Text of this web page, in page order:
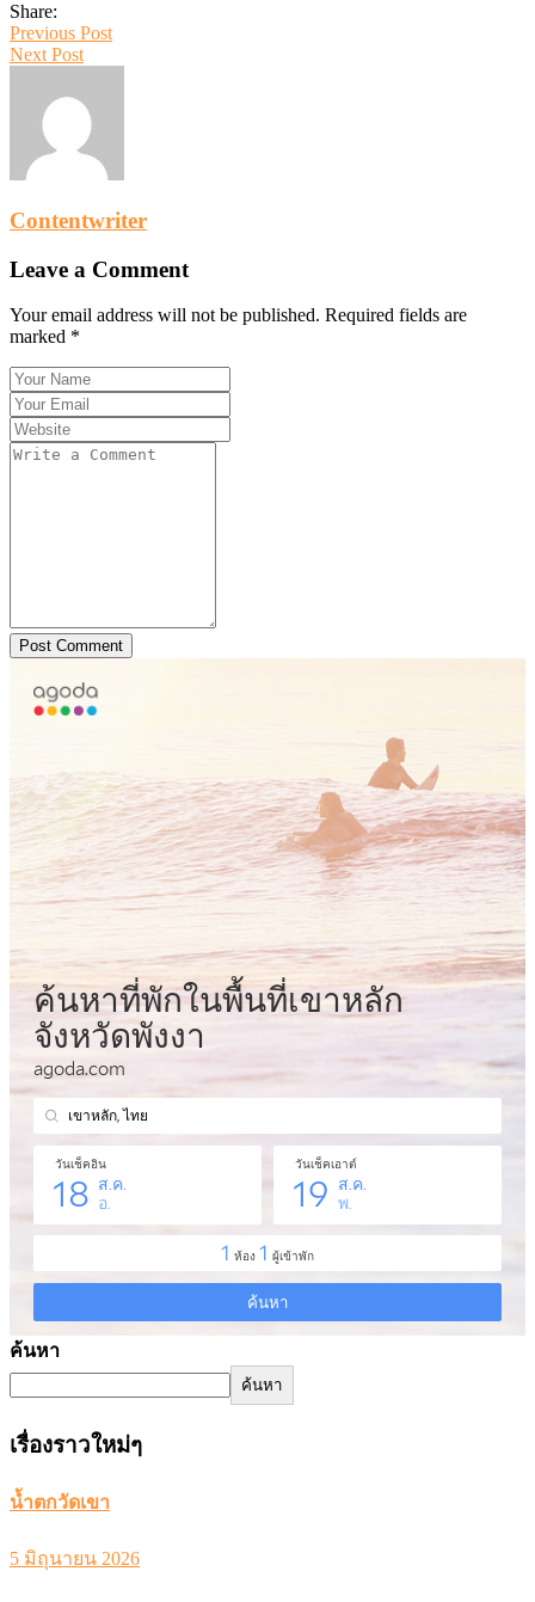
Share:
Previous Post
Next Post
Contentwriter
Leave a Comment
Your email address will not be published. Required fields are
marked *
Post Comment
ค้นหา
ค้นหา
เรื่องราวใหม่ๆ
น้ำตกวัดเขา
5 มิถุนายน 2026